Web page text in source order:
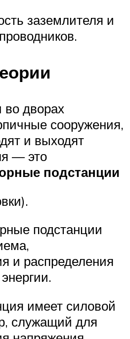
заземлителя и
дворах
сооружения,
и выходят
— это
подстанции
подстанции
и распределения
имеет силовой
служащий для